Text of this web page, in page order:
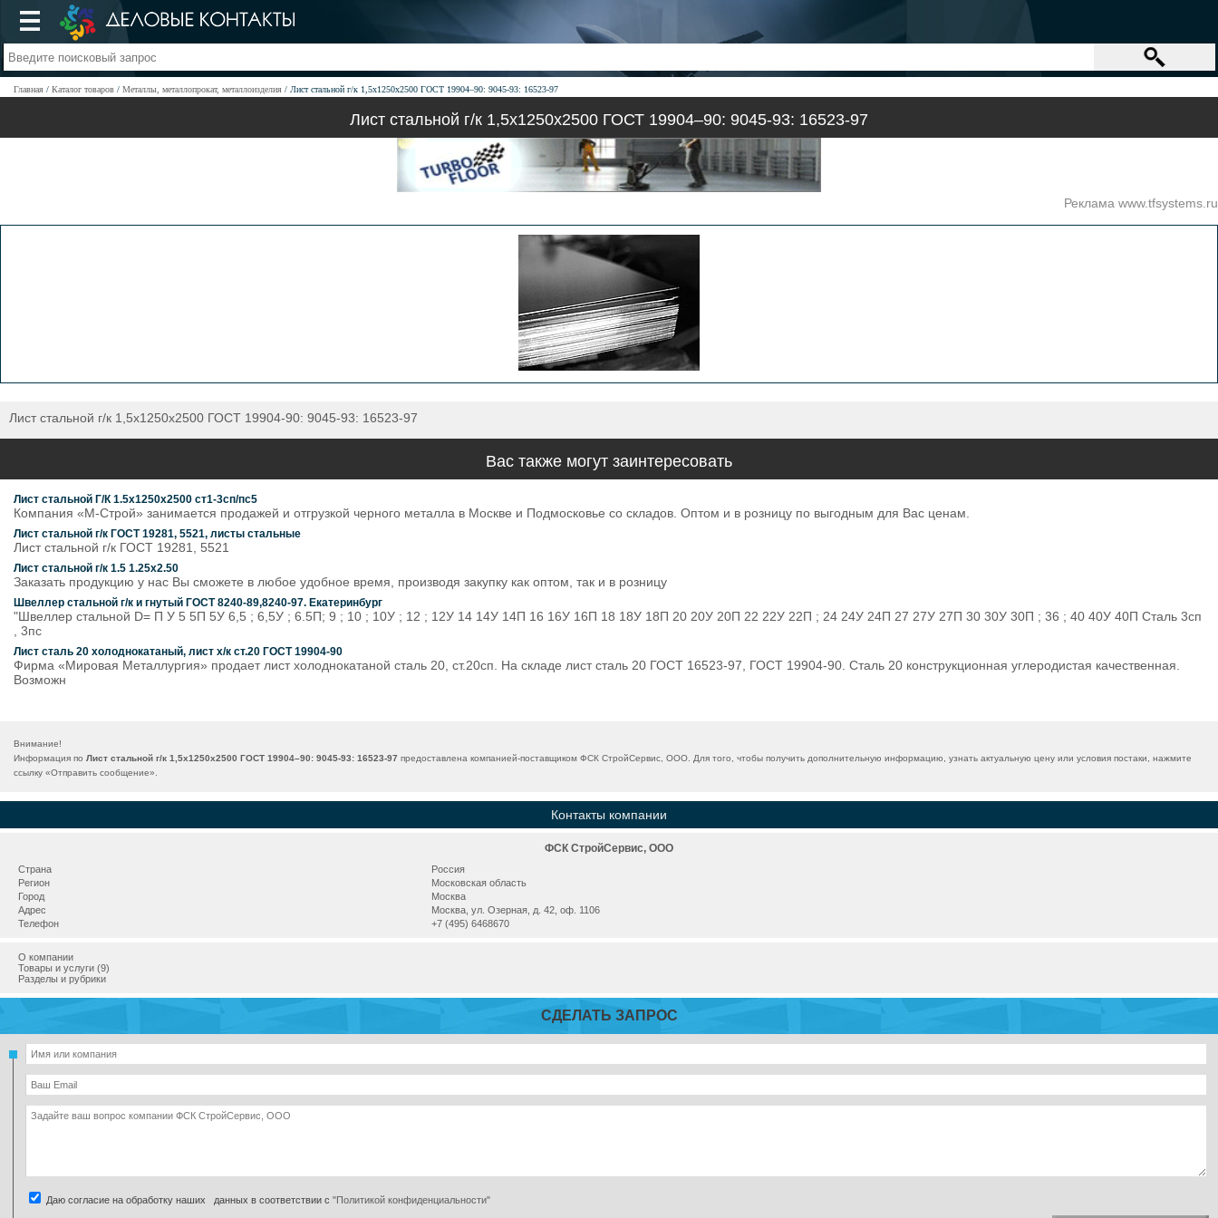
Главная Каталог товаров Металлы, металлопрокат, металлоизделия Лист стальной г/к 1,5х1250х2500 ГОСТ 19904–90: 9045-93: 16523-97
Лист стальной г/к 1,5х1250х2500 ГОСТ 19904–90: 9045-93: 16523-97
Реклама www.tfsystems.ru
Лист стальной г/к 1,5х1250х2500 ГОСТ 19904-90: 9045-93: 16523-97
Вас также могут заинтересовать
Лист стальной Г/К 1.5х1250х2500 ст1-3сп/пс5
Компания «М-Строй» занимается продажей и отгрузкой черного металла в Москве и Подмосковье со складов. Оптом и в розницу по выгодным для Вас ценам.
Лист стальной г/к ГОСТ 19281, 5521, листы стальные
Лист стальной г/к ГОСТ 19281, 5521
Лист стальной г/к 1.5 1.25х2.50
Заказать продукцию у нас Вы сможете в любое удобное время, производя закупку как оптом, так и в розницу
Швеллер стальной г/к и гнутый ГОСТ 8240-89,8240-97. Екатеринбург
"Швеллер стальной D= П У 5 5П 5У 6,5 ; 6,5У ; 6.5П; 9 ; 10 ; 10У ; 12 ; 12У 14 14У 14П 16 16У 16П 18 18У 18П 20 20У 20П 22 22У 22П ; 24 24У 24П 27 27У 27П 30 30У 30П ; 36 ; 40 40У 40П Сталь 3сп
, 3пс
Лист сталь 20 холоднокатаный, лист х/к ст.20 ГОСТ 19904-90
Фирма «Мировая Металлургия» продает лист холоднокатаной сталь 20, ст.20сп. На складе лист сталь 20 ГОСТ 16523-97, ГОСТ 19904-90. Сталь 20 конструкционная углеродистая качественная.
Возможн
Внимание!
Информация по Лист стальной г/к 1,5х1250х2500 ГОСТ 19904–90: 9045-93: 16523-97 предоставлена компанией-поставщиком ФСК СтройСервис, ООО. Для того, чтобы получить дополнительную информацию, узнать актуальную цену или условия постаки, нажмите
ссылку «Отправить сообщение».
Контакты компании
ФСК СтройСервис, ООО
Страна
Россия
Регион
Московская область
Город
Москва
Адрес
Москва, ул. Озерная, д. 42, оф. 1106
Телефон
+7 (495) 6468670
О компании
Товары и услуги (9)
Разделы и рубрики
СДЕЛАТЬ ЗАПРОС
Даю согласие на обработку наших данных в соответствии с "Политикой конфиденциальности"